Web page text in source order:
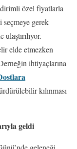
özel fiyatlarla
gerek
elde etmezken
ihtiyaçlarına
kılınması
geldi